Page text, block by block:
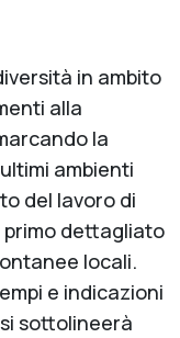
in ambito
alla
la
ambienti
del lavoro di
dettagliato
locali.
e indicazioni
sottolineerà